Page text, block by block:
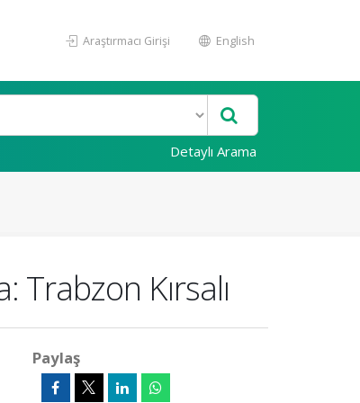
Araştırmacı Girişi English
Detaylı Arama
Trabzon Kırsalı
Paylaş